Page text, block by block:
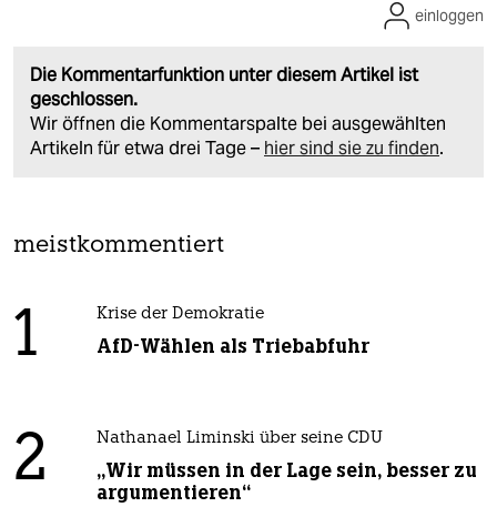
Die Kommentarfunktion unter diesem Artikel ist
geschlossen.
Wir öffnen die Kommentarspalte bei ausgewählten
Artikeln für etwa drei Tage – hier sind sie zu finden.
einloggen
meistkommentiert
1 Krise der Demokratie
AfD-Wählen als Triebabfuhr
2 Nathanael Liminski über seine CDU
„Wir müssen in der Lage sein, besser zu
argumentieren“